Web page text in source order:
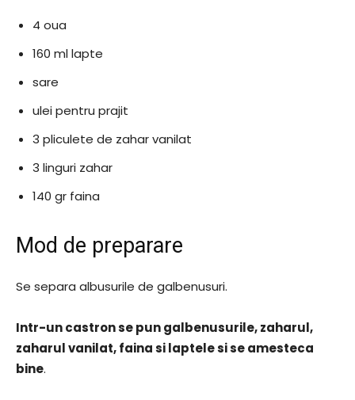
4 oua
160 ml lapte
sare
ulei pentru prajit
3 pliculete de zahar vanilat
3 linguri zahar
140 gr faina
Mod de preparare
Se separa albusurile de galbenusuri.
Intr-un castron se pun galbenusurile, zaharul,
zaharul vanilat, faina si laptele si se amesteca
bine.